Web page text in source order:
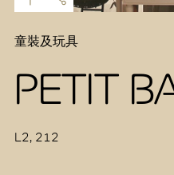
童裝及玩具
PETIT
L2, 212